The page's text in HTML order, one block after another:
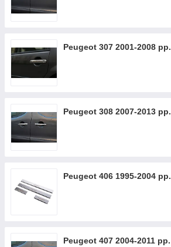
Peugeot 307 2001-2008 рр.
Peugeot 308 2007-2013 рр.
Peugeot 406 1995-2004 рр.
Peugeot 407 2004-2011 рр.